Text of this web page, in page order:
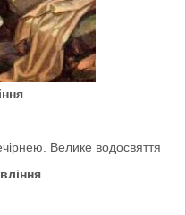
Велике водосвяття